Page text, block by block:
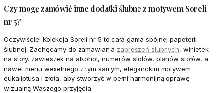
Czy mogę zamówić inne dodatki ślubne z motywem Soreli
nr 5?
Oczywiście! Kolekcja Soreli nr 5 to cała gama spójnej papeterii
ślubnej. Zachęcamy do zamawiania zaproszeń ślubnych, winietek
na stoły, zawieszek na alkohol, numerów stołów, planów stołów, a
nawet menu weselnego z tym samym, eleganckim motywem
eukaliptusa i złota, aby stworzyć w pełni harmonijną oprawę
wizualną Waszego przyjęcia.